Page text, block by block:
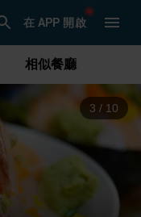
在 APP 開啟
相似餐廳
3 / 10